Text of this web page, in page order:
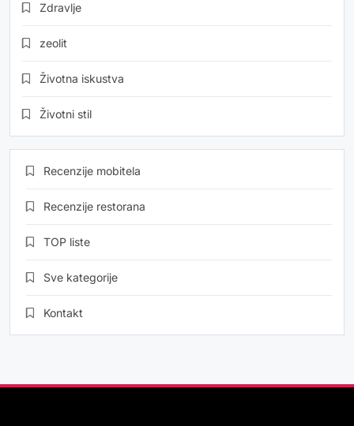
Zdravlje
zeolit
Životna iskustva
Životni stil
Recenzije mobitela
Recenzije restorana
TOP liste
Sve kategorije
Kontakt